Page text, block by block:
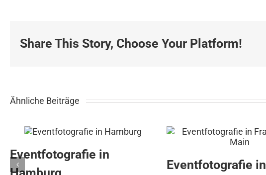
Share This Story, Choose Your Platform!
Ähnliche Beiträge
Eventfotografie in
Eventfotografie in